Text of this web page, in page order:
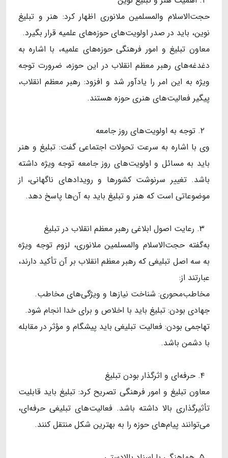
حجت‌الاسلام والمسلمین ملانوری اظهار کرد: هنر و تبلیغ
نوین، باید در صدر اولویت‌های حوزه‌های علمیه قرار بگیرد.
معاون تبلیغ و امور فرهنگی حوزه‌های علمیه، با اشاره به
دغدغه‌های رهبر معظم انقلاب در این حوزه، ضرورت توجه
ویژه به این امر را یادآور شد و افزود: رهبر معظم انقلاب،
پیگیر فعالیت‌های هنری حوزه هستند.
وی با اشاره به سرعت تحولات اجتماعی گفت: تبلیغ و هنر
باید به مسائل و اولویت‌های روز جامعه توجه ویژه داشته
باشد. تغییر سرنوشت کشورها و رویدادهای ناگهانی، از
موضوعاتی است که هنر و تبلیغ باید به آن‌ها پاسخ دهد.
به‌گفته حجت‌الاسلام‌ والمسلمین ملانوری، لزوم توجه ویژه
به سه اصل تبلیغی که رهبر معظم انقلاب بر آن تأکید دارند،
عبارتند از:
مخاطب‌محوری: شناخت نیازها و ویژگی‌های مخاطب.
جهادی بودن: تبلیغ باید با اخلاص و برای خدا انجام شود.
تهاجمی بودن: فعالیت تبلیغی باید پیشگام و مؤثر در مقابله
با دشمن باشد.
معاون تبلیغ و امور فرهنگی تصریح کرد: تبلیغ باید قابلیت
تأثیرگذاری بالا داشته باشد. فعالیت‌های تبلیغی حرفه‌ای،
می‌توانند پیام‌های حوزه را به بهترین شکل منتقل کنند.